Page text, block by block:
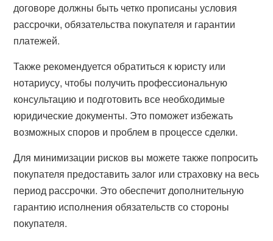
договоре должны быть четко прописаны условия
рассрочки, обязательства покупателя и гарантии
платежей.
Также рекомендуется обратиться к юристу или
нотариусу, чтобы получить профессиональную
консультацию и подготовить все необходимые
юридические документы. Это поможет избежать
возможных споров и проблем в процессе сделки.
Для минимизации рисков вы можете также попросить
покупателя предоставить залог или страховку на весь
период рассрочки. Это обеспечит дополнительную
гарантию исполнения обязательств со стороны
покупателя.